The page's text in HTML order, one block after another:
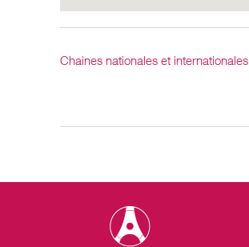
Chaines nationales et internationales